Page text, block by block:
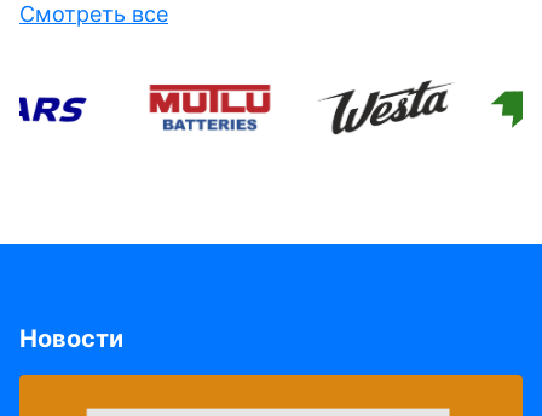
Смотреть все
Новости